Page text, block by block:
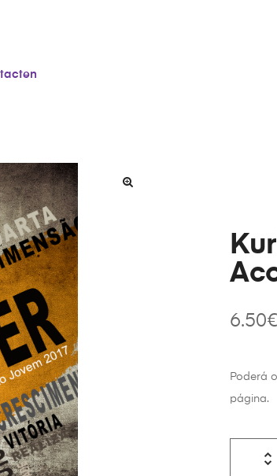
6.50€
Poderá
página.